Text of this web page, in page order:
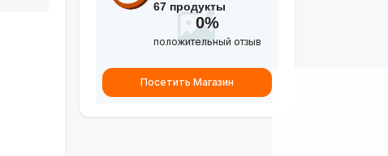
67 продукты
0%
положительный отзыв
Посетить Магазин